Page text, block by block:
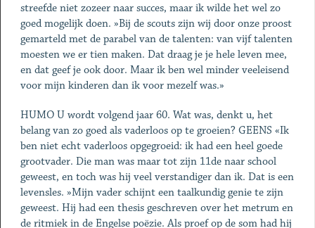
streefde niet zozeer naar succes, maar ik wilde het wel zo
goed mogelijk doen. »Bij de scouts zijn wij door onze proost
gemarteld met de parabel van de talenten: van vijf talenten
moesten we er tien maken. Dat draag je je hele leven mee,
en dat geef je ook door. Maar ik ben wel minder veeleisend
voor mijn kinderen dan ik voor mezelf was.»
HUMO U wordt volgend jaar 60. Wat was, denkt u, het
belang van zo goed als vaderloos op te groeien? GEENS «Ik
ben niet echt vaderloos opgegroeid: ik had een heel goede
grootvader. Die man was maar tot zijn 11de naar school
geweest, en toch was hij veel verstandiger dan ik. Dat is een
levensles. »Mijn vader schijnt een taalkundig genie te zijn
geweest. Hij had een thesis geschreven over het metrum en
de ritmiek in de Engelse poëzie. Als proef op de som had hij